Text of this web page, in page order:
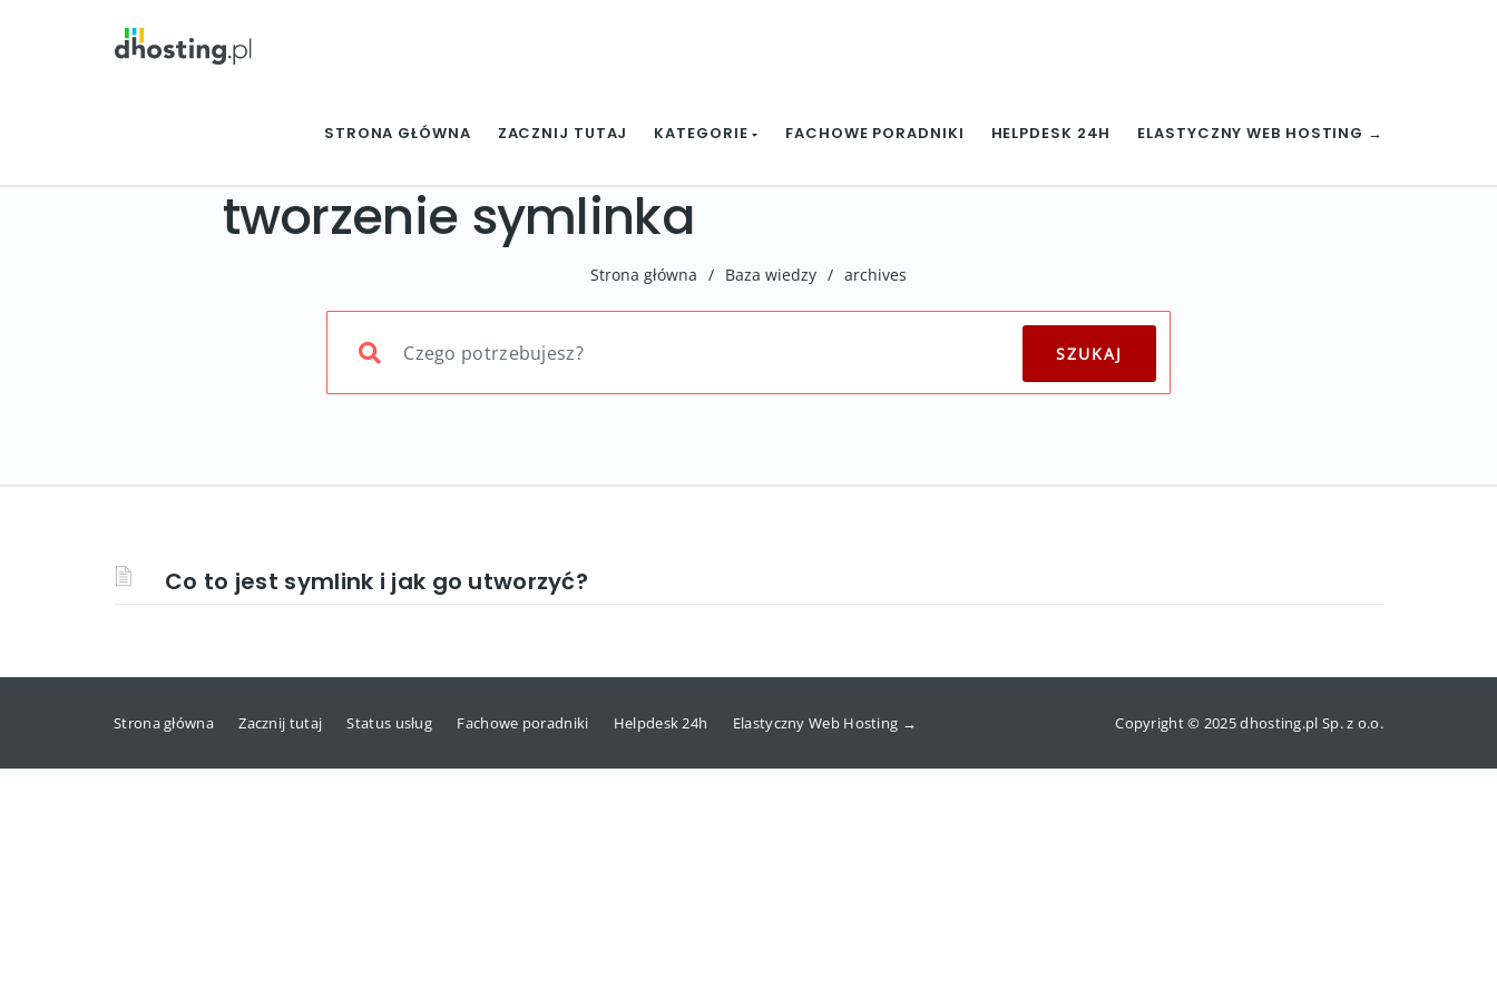
STRONA GŁÓWNA ZACZNIJ TUTAJ KATEGORIE FACHOWE PORADNIKI HELPDESK 24H ELASTYCZNY WEB HOSTING →
tworzenie symlinka
Strona główna / Baza wiedzy / archives
Co to jest symlink i jak go utworzyć?
Strona główna Zacznij tutaj Status usług Fachowe poradniki Helpdesk 24h Elastyczny Web Hosting → Copyright © 2025 dhosting.pl Sp. z o.o.